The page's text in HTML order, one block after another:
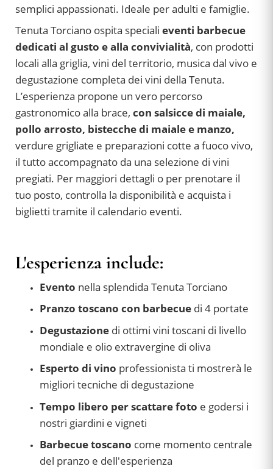
semplici appassionati. Ideale per adulti e famiglie.
Tenuta Torciano ospita speciali eventi barbecue
dedicati al gusto e alla convivialità, con prodotti
locali alla griglia, vini del territorio, musica dal vivo e
degustazione completa dei vini della Tenuta.
L’esperienza propone un vero percorso
gastronomico alla brace, con salsicce di maiale,
pollo arrosto, bistecche di maiale e manzo,
verdure grigliate e preparazioni cotte a fuoco vivo,
il tutto accompagnato da una selezione di vini
pregiati. Per maggiori dettagli o per prenotare il
tuo posto, controlla la disponibilità e acquista i
biglietti tramite il calendario eventi.
L'esperienza include:
Evento nella splendida Tenuta Torciano
Pranzo toscano con barbecue di 4 portate
Degustazione di ottimi vini toscani di livello
mondiale e olio extravergine di oliva
Esperto di vino professionista ti mostrerà le
migliori tecniche di degustazione
Tempo libero per scattare foto e godersi i
nostri giardini e vigneti
Barbecue toscano come momento centrale
del pranzo e dell'esperienza